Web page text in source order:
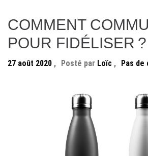
COMMENT
POUR FIDÉLISER ?
27 août 2020 , Posté par Loïc , Pas de